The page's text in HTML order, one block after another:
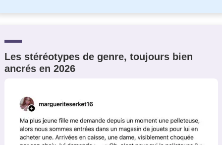
Les stéréotypes de genre, toujours bien
ancrés en 2026